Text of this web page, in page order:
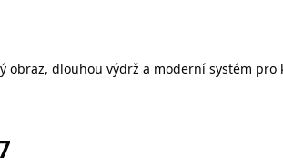
obraz, dlouhou výdrž a moderní systém